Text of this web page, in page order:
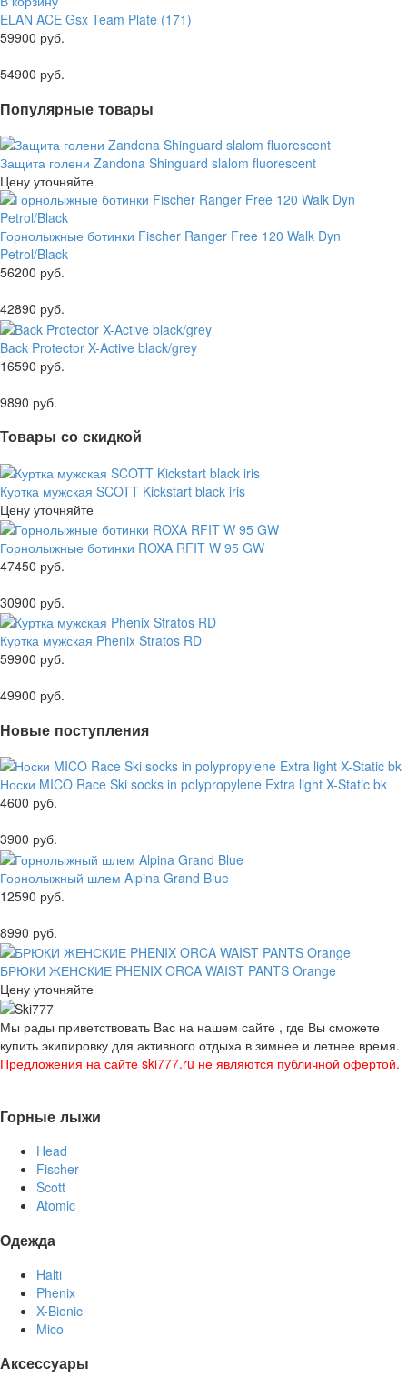
ELAN ACE Gsx Team Plate (171)
59900 руб.
54900 руб.
Популярные товары
Защита голени Zandona Shinguard slalom fluorescent
Цену уточняйте
Горнолыжные ботинки Fischer Ranger Free 120 Walk Dyn
Petrol/Black
56200 руб.
42890 руб.
Back Protector X-Active black/grey
16590 руб.
9890 руб.
Товары со скидкой
Куртка мужская SCOTT Kickstart black iris
Цену уточняйте
Горнолыжные ботинки ROXA RFIT W 95 GW
47450 руб.
30900 руб.
Куртка мужская Phenix Stratos RD
59900 руб.
49900 руб.
Новые поступления
Носки MICO Race Ski socks in polypropylene Extra light X-Static bk
4600 руб.
3900 руб.
Горнолыжный шлем Alpina Grand Blue
12590 руб.
8990 руб.
БРЮКИ ЖЕНСКИЕ PHENIX ORCA WAIST PANTS Orange
Цену уточняйте
Мы рады приветствовать Вас на нашем сайте , где Вы сможете
купить экипировку для активного отдыха в зимнее и летнее время.
Предложения на сайте ski777.ru не являются публичной офертой.
Горные лыжи
Head
Fischer
Scott
Atomic
Одежда
Halti
Phenix
X-Bionic
Mico
Аксессуары